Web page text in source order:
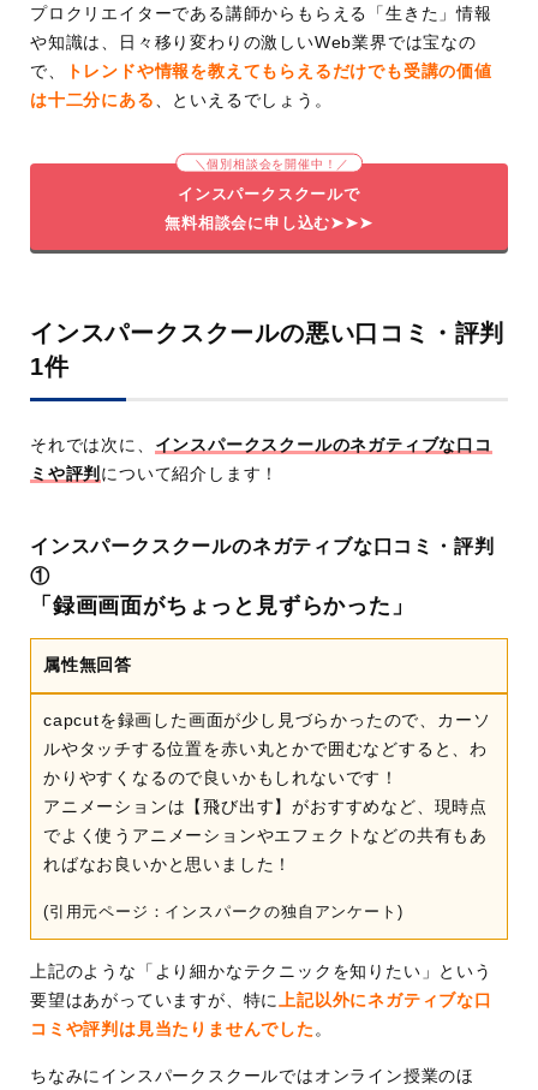
プロクリエイターである講師からもらえる「生きた」情報
や知識は、日々移り変わりの激しいWeb業界では宝なの
で、
トレンドや情報を教えてもらえるだけでも受講の価値
は十二分にある
、といえるでしょう。
＼個別相談会を開催中！／
インスパークスクールで
無料相談会に申し込む➤➤➤
インスパークスクールの悪い口コミ・評判
1件
それでは次に、 インスパークスクールのネガティブな口コ
ミや評判 について紹介します！
インスパークスクールのネガティブな口コミ・評判
①
「録画画面がちょっと見ずらかった」
属性無回答
capcutを録画した画面が少し見づらかったので、カーソ
ルやタッチする位置を赤い丸とかで囲むなどすると、わ
かりやすくなるので良いかもしれないです！
アニメーションは【飛び出す】がおすすめなど、現時点
でよく使うアニメーションやエフェクトなどの共有もあ
ればなお良いかと思いました！
(引用元ページ：インスパークの独自アンケート)
上記のような「より細かなテクニックを知りたい」という
要望はあがっていますが、特に
上記以外にネガティブな口
コミや評判は見当たりませんでした 。
ちなみにインスパークスクールではオンライン授業のほ